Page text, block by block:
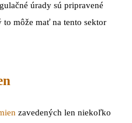
úrady sú pripravené
môže mať na tento sektor
zavedených len niekoľko